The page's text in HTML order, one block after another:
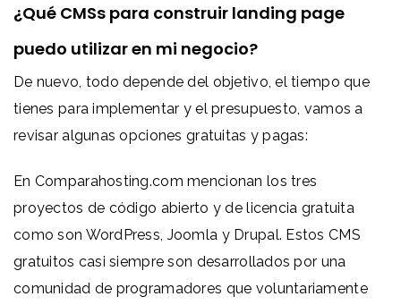
¿Qué CMSs para construir landing page
puedo utilizar en mi negocio?
De nuevo, todo depende del objetivo, el tiempo que
tienes para implementar y el presupuesto, vamos a
revisar algunas opciones gratuitas y pagas:
En Comparahosting.com mencionan los tres
proyectos de código abierto y de licencia gratuita
como son WordPress, Joomla y Drupal. Estos CMS
gratuitos casi siempre son desarrollados por una
comunidad de programadores que voluntariamente